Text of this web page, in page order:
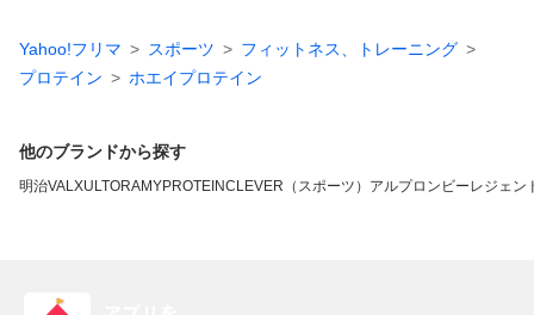
Yahoo!フリマ スポーツ
フィットネス、トレーニング
プロテイン
ホエイプロテイン
他のブランドから探す
明治VALXULTORAMYPROTEINCLEVER（スポーツ） アルプロン ビーレジェン